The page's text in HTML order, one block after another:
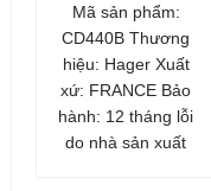
Mã sản phẩm:
CD440B Thương
hiệu: Hager Xuất
xứ: FRANCE Bảo
hành: 12 tháng lỗi
do nhà sản xuất